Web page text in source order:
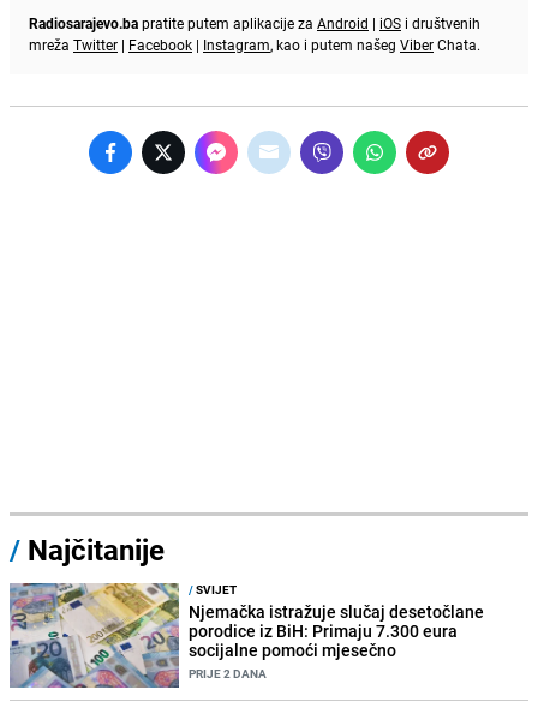
Radiosarajevo.bapratite putem aplikacije za Android | iOS i društvenih
mreža Twitter | Facebook | Instagram, kao i putem našeg ViberChata.
/ Najčitanije
/SVIJET
Njemačka istražuje slučaj desetočlane
porodice iz BiH: Primaju 7.300 eura
socijalne pomoći mjesečno
PRIJE 2 DANA